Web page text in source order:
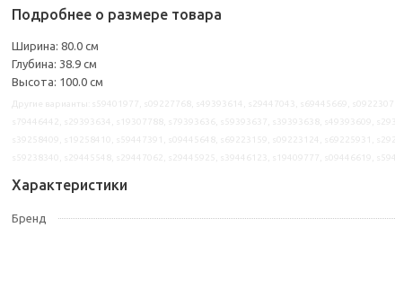
Подробнее о размере товара
Ширина: 80.0 см
Глубина: 38.9 см
Высота: 100.0 см
Характеристики
Бренд